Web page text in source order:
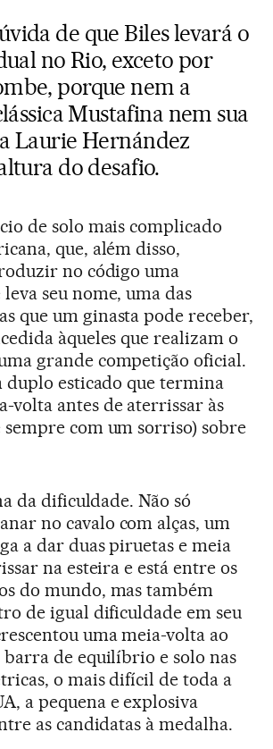
de que Biles levará o
no Rio, exceto por
porque nem a
Mustafina nem sua
Laurie Hernández
do desafio.
de solo mais complicado
que, além disso,
no código uma
seu nome, uma das
que um ginasta pode receber,
àqueles que realizam o
grande competição oficial.
duplo esticado que termina
volta antes de aterrissar às
sempre com um sorriso) sobre
da dificuldade. Não só
no cavalo com alças, um
a dar duas piruetas e meia
na esteira e está entre os
do mundo, mas também
de igual dificuldade em seu
uma meia-volta ao
de equilíbrio e solo nas
o mais difícil de toda a
a pequena e explosiva
as candidatas à medalha.